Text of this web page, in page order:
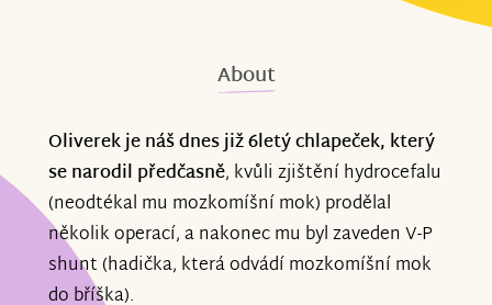
About
Oliverek je náš dnes již 6letý chlapeček, který
se narodil předčasně, kvůli zjištění hydrocefalu
(neodtékal mu mozkomíšní mok) prodělal
několik operací, a nakonec mu byl zaveden V-P
shunt (hadička, která odvádí mozkomíšní mok
do bříška).